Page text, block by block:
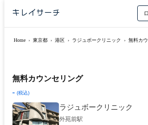
Home › 東京都 › 港区 › ラジュボークリニック › 無料カ
無料カウンセリング
- (税込)
ラジュボークリニック
外苑前駅